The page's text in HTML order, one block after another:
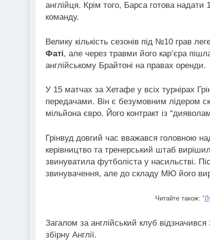
англійця. Крім того, Барса готова
команду.
Велику кількість сезонів під №10 грав
Фаті, але через травми його кар’єра
англійському Брайтоні на правах оренди.
У 15 матчах за Хетафе у всіх турнірах
передачами. Він є безумовним лідером
мільйона євро. Його контракт із
Грінвуд довгий час вважався головною
керівництво та тренерський штаб
звинуватила футболіста у насильстві.
звинувачення, але до складу МЮ його
Читайте також: “
Загалом за англійський клуб
збірну Англії.